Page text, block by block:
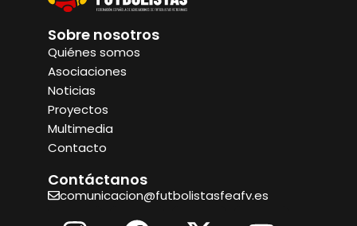
Sobre nosotros
Quiénes somos
Asociaciones
Noticias
Proyectos
Multimedia
Contacto
Contáctanos
comunicacion@futbolistasfeafv.es